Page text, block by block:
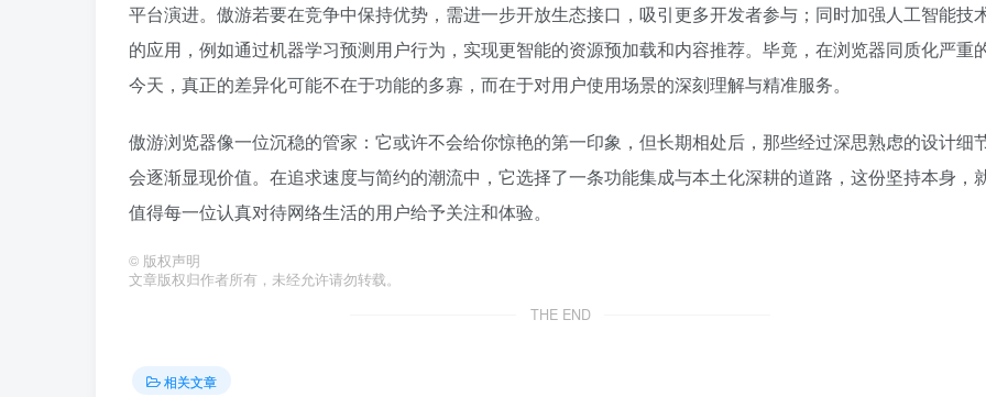
平台演进。傲游若要在竞争中保持优势，需进一步开放生态接口，吸引更多开发者参与；同时加强人工智能技
的应用，例如通过机器学习预测用户行为，实现更智能的资源预加载和内容推荐。毕竟，在浏览器同质化严重
今天，真正的差异化可能不在于功能的多寡，而在于对用户使用场景的深刻理解与精准服务。
傲游浏览器像一位沉稳的管家：它或许不会给你惊艳的第一印象，但长期相处后，那些经过深思熟虑的设计细
会逐渐显现价值。在追求速度与简约的潮流中，它选择了一条功能集成与本土化深耕的道路，这份坚持本身，
值得每一位认真对待网络生活的用户给予关注和体验。
© 版权声明
文章版权归作者所有，未经允许请勿转载。
THE END
相关文章